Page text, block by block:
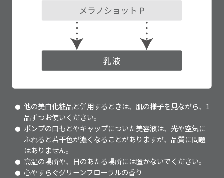
他の美白化粧品と併用するときは、肌の様子を見ながら、1
品ずつお使いください。
ポンプの口もとやキャップについた美容液は、光や空気に
ふれると若干色が濃くなることがありますが、品質に問題
はありません。
高温の場所や、日のあたる場所には置かないでください。
心やすらぐグリーンフローラルの香り